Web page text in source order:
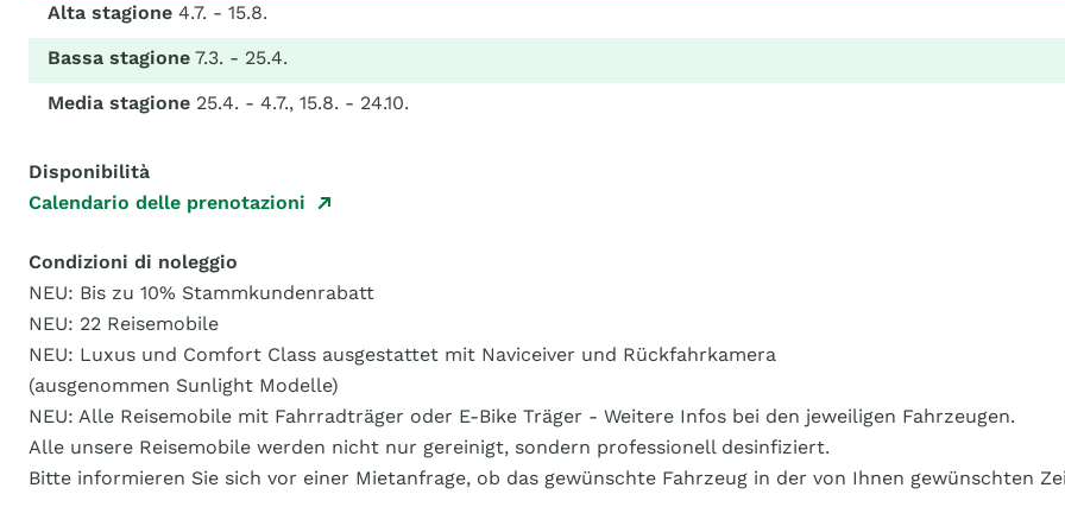
Alta stagione 4.7. - 15.8.
Bassa stagione 7.3. - 25.4.
Media stagione 25.4. - 4.7., 15.8. - 24.10.
Disponibilità
Calendario delle prenotazioni
Condizioni di noleggio
NEU: Bis zu 10% Stammkundenrabatt
NEU: 22 Reisemobile
NEU: Luxus und Comfort Class ausgestattet mit Naviceiver und Rückfahrkamera
(ausgenommen Sunlight Modelle)
NEU: Alle Reisemobile mit Fahrradträger oder E-Bike Träger - Weitere Infos bei den jeweiligen Fahrzeugen.
Alle unsere Reisemobile werden nicht nur gereinigt, sondern professionell desinfiziert.
Bitte informieren Sie sich vor einer Mietanfrage, ob das gewünschte Fahrzeug in der von Ihnen gewünschten